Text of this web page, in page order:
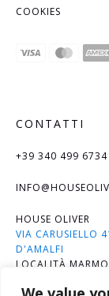
COOKIES
CONTATTI
+39 340 499 6734
HOUSE OLIVER
VIA CARUSIELLO
D'AMALFI
LOCALITÀ